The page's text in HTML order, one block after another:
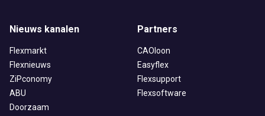
Nieuws kanalen
Flexmarkt
Flexnieuws
ZiPconomy
ABU
Doorzaam
Partners
CAOloon
Easyflex
Flexsupport
Flexsoftware